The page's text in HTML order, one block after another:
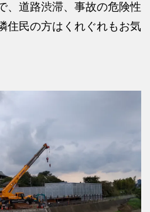
、道路渋滞、事故の危険性
住民の方はくれぐれもお気